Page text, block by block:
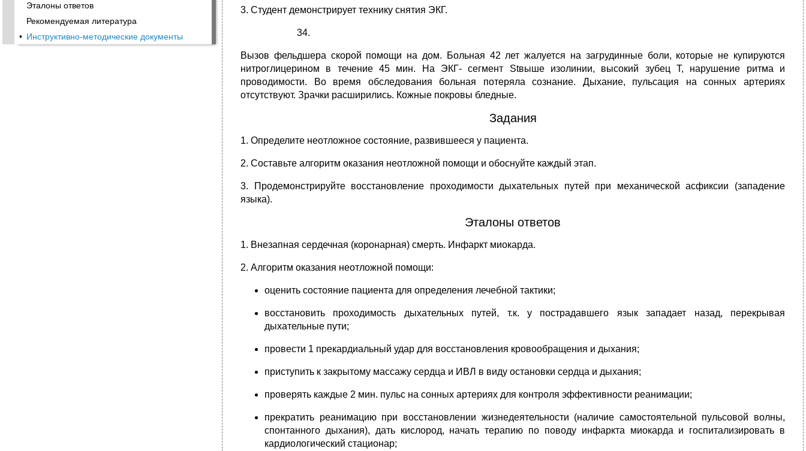
Эталоны ответов
Рекомендуемая литература
• Инструктивно-методические документы
3. Студент демонстрирует технику снятия ЭКГ.
Вызов фельдшера скорой помощи на дом. Больная 42 лет жалуется на загрудинные боли, которые не купируются
нитроглицерином в течение 45 мин. На ЭКГ- сегмент Stвыше изолинии, высокий зубец Т, нарушение ритма и
проводимости. Во время обследования больная потеряла сознание. Дыхание, пульсация на сонных артериях
отсутствуют. Зрачки расширились. Кожные покровы бледные.
Задания
1. Определите неотложное состояние, развившееся у пациента.
2. Составьте алгоритм оказания неотложной помощи и обоснуйте каждый этап.
3. Продемонстрируйте восстановление проходимости дыхательных путей при механической асфиксии (западение
языка).
Эталоны ответов
1. Внезапная сердечная (коронарная) смерть. Инфаркт миокарда.
2. Алгоритм оказания неотложной помощи:
оценить состояние пациента для определения лечебной тактики;
восстановить проходимость дыхательных путей, т.к. у пострадавшего язык западает назад, перекрывая
дыхательные пути;
провести 1 прекардиальный удар для восстановления кровообращения и дыхания;
приступить к закрытому массажу сердца и ИВЛ в виду остановки сердца и дыхания;
проверять каждые 2 мин. пульс на сонных артериях для контроля эффективности реанимации;
прекратить реанимацию при восстановлении жизнедеятельности (наличие самостоятельной пульсовой волны,
спонтанного дыхания), дать кислород, начать терапию по поводу инфаркта миокарда и госпитализировать в
кардиологический стационар;